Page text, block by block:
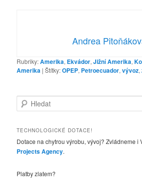
Andrea
Rubriky:Amerika, Ekvádor,Jižní Amerika,
Amerika |Štítky:OPEP, Petroecuador,vývoz,
l
d
t
TECHNOLOGICKÉ DOTACE!
Dotace na chytrou výrobu, vývoj? Zvládneme i
Projects Agency.
Platby zlatem?